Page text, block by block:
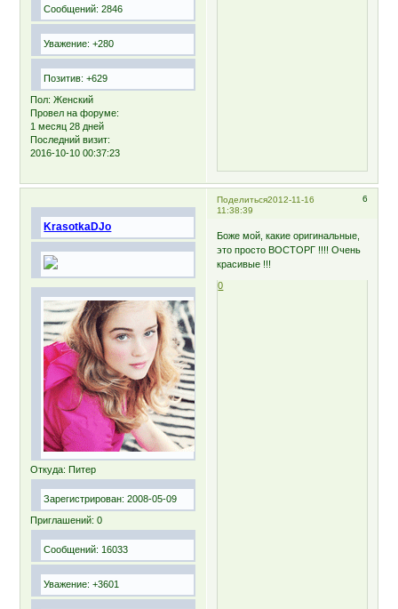
Сообщений: 2846
Уважение: +280
Позитив: +629
Пол: Женский
Провел на форуме:
1 месяц 28 дней
Последний визит:
2016-10-10 00:37:23
Поделиться 6
2012-11-16
11:38:39
KrasotkaDJo
Откуда: Питер
Зарегистрирован: 2008-05-09
Приглашений: 0
Сообщений: 16033
Уважение: +3601
Боже мой, какие оригинальные,
это просто ВОСТОРГ !!!! Очень
красивые !!!
0